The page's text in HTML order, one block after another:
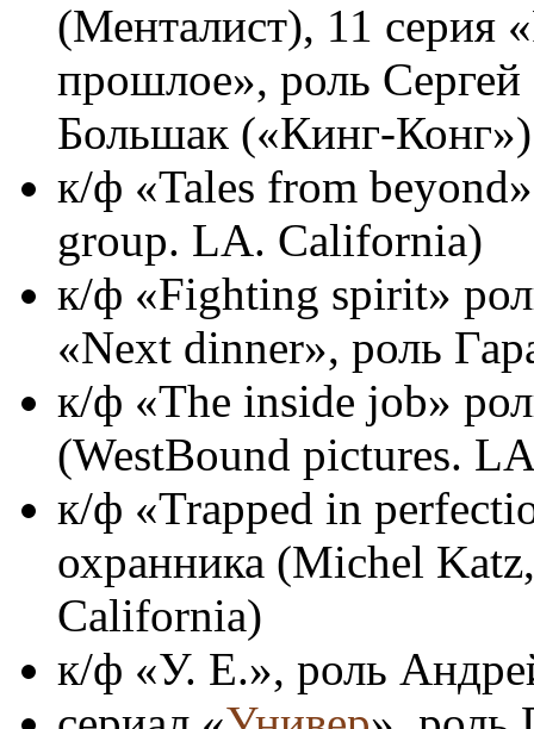
(Менталист), 11 серия
прошлое», роль
Большак («Кинг-Конг»)
к/ф «Tales from
group. LA. California)
к/ф «Fighting spirit»
«Next dinner», роль
к/ф «The inside job»
(WestBound pictures.
к/ф «Trapped in
охранника (Miсhel
California)
к/ф «У. Е.», роль